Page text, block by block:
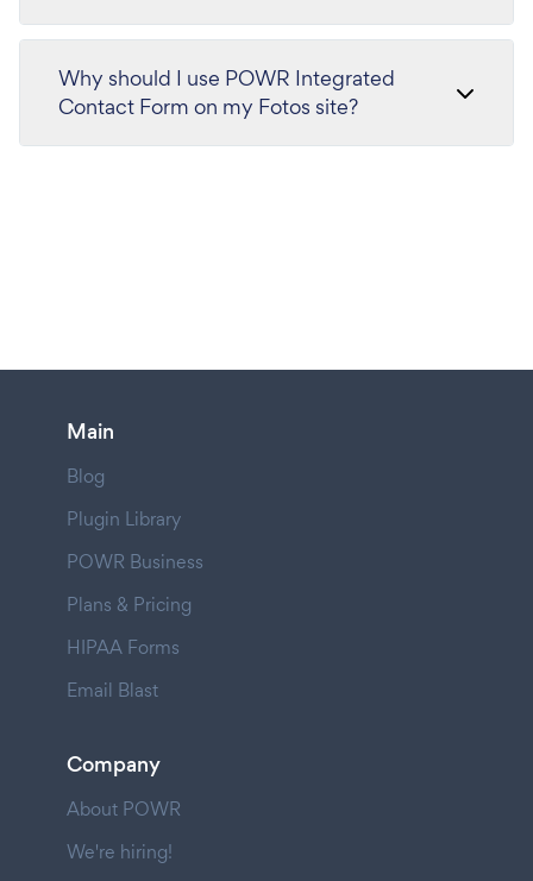
Why should I use POWR Integrated
Contact Form on my Fotos site?
Main
Blog
Plugin Library
POWR Business
Plans & Pricing
HIPAA Forms
Email Blast
Company
About POWR
We're hiring!